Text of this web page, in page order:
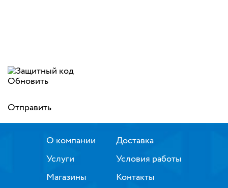
Обновить
Отправить
О компании
Услуги
Магазины
Доставка
Условия работы
Контакты